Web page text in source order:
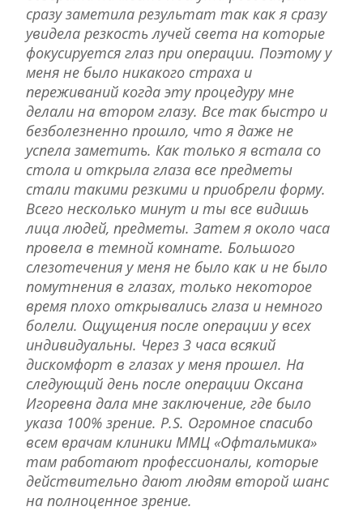
сразу заметила результат так как я сразу
увидела резкость лучей света на которые
фокусируется глаз при операции. Поэтому у
меня не было никакого страха и
переживаний когда эту процедуру мне
делали на втором глазу. Все так быстро и
безболезненно прошло, что я даже не
успела заметить. Как только я встала со
стола и открыла глаза все предметы
стали такими резкими и приобрели форму.
Всего несколько минут и ты все видишь
лица людей, предметы. Затем я около часа
провела в темной комнате. Большого
слезотечения у меня не было как и не было
помутнения в глазах, только некоторое
время плохо открывались глаза и немного
болели. Ощущения после операции у всех
индивидуальны. Через 3 часа всякий
дискомфорт в глазах у меня прошел. На
следующий день после операции Оксана
Игоревна дала мне заключение, где было
указа 100% зрение. P.S. Огромное спасибо
всем врачам клиники ММЦ «Офтальмика»
там работают профессионалы, которые
действительно дают людям второй шанс
на полноценное зрение.